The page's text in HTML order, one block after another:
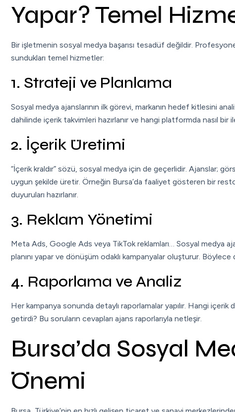
Yapar? Temel
Bir işletmenin sosyal medya başarısı tesadüf değildir.
sundukları temel hizmetler:
1. Strateji ve Planlama
Sosyal medya ajanslarının ilk görevi, markanın hedef kitlesini
dahilinde içerik takvimleri hazırlanır ve hangi platformda nasıl bir
2. İçerik Üretimi
“İçerik kraldır” sözü, sosyal medya için de geçerlidir. Ajanslar;
uygun şekilde üretir. Örneğin Bursa’da faaliyet gösteren bir
duyuruları hazırlanır.
3. Reklam Yönetimi
Meta Ads, Google Ads veya TikTok reklamları… Sosyal medya
planını yapar ve dönüşüm odaklı kampanyalar oluşturur.
4. Raporlama ve Analiz
Her kampanya sonunda detaylı raporlamalar yapılır. Hangi
getirdi? Bu soruların cevapları ajans raporlarıyla netleşir.
Bursa’da Sosyal
Önemi